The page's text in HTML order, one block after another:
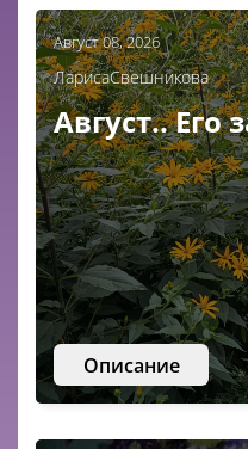
Август 08, 2026
ЛарисаСвешникова
Август.. Его
Описание